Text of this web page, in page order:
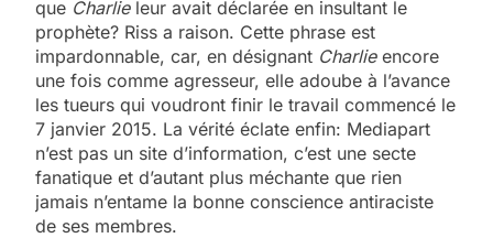
que Charlieleur avait déclarée en insultant le
prophète? Riss a raison. Cette phrase est
impardonnable, car, en désignant Charlieencore
une fois comme agresseur, elle adoube à l’avance
les tueurs qui voudront finir le travail commencé le
7 janvier 2015. La vérité éclate enfin: Mediapart
n’est pas un site d’information, c’est une secte
fanatique et d’autant plus méchante que rien
jamais n’entame la bonne conscience antiraciste
de ses membres.